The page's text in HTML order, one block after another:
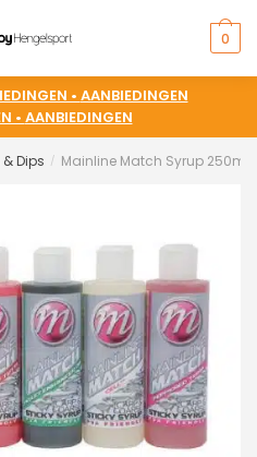
0
• AANBIEDINGEN
• AANBIEDINGEN
Dips / Mainline Match Syrup 250ml